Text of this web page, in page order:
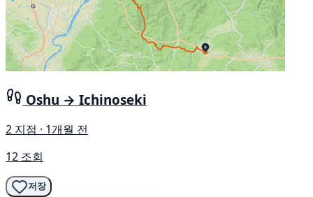
Oshu → Ichinoseki
2 지점 · 1개월 전
12 조회
저장